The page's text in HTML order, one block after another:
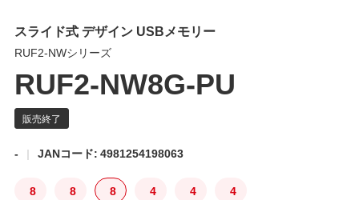
スライド式 デザイン USBメモリー
RUF2-NWシリーズ
RUF2-NW8G-PU
- JANコード: 4981254198063
8 8 8 4 4 4